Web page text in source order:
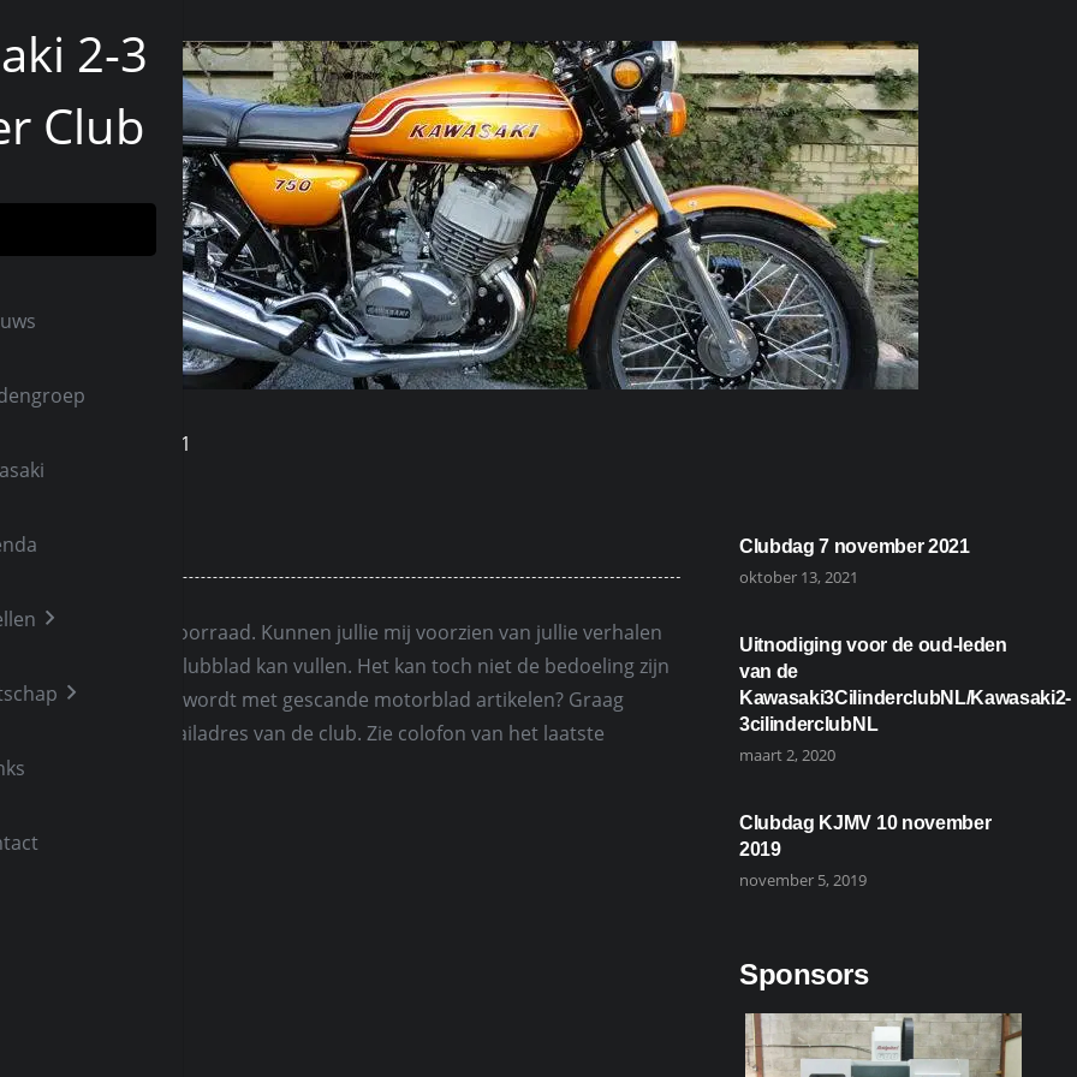
2-3
Club
Kopy TW2014-1
bodem van mijn voorraad. Kunnen jullie mij voorzien van jullie verhalen
ik het volgende clubblad kan vullen. Het kan toch niet de bedoeling zijn
clubblad gevuld wordt met gescande motorblad artikelen? Graag
het welbekende mailadres van de club. Zie colofon van het laatste
Clubdag 7 november 2021
oktober 13, 2021
Uitnodiging voor de oud-leden
van de
Kawasaki3CilinderclubNL/Kawasaki2-
3cilinderclubNL
maart 2, 2020
Clubdag KJMV 10 november
2019
november 5, 2019
Sponsors